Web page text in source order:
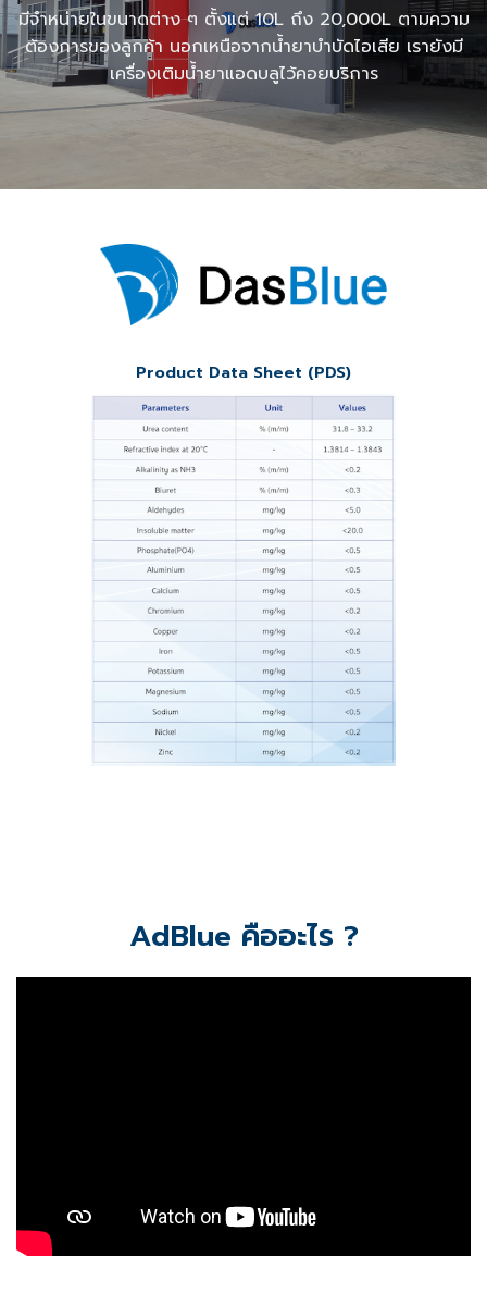
มีจำหน่ายในขนาดต่าง ๆ ตั้งแต่ 10L ถึง 20,000L ตามความ
ต้องการของลูกค้า นอกเหนือจากน้ำยาบำบัดไอเสีย เรายังมี
เครื่องเติมน้ำยาแอดบลูไว้คอยบริการ
Product Data Sheet (PDS)
AdBlue คืออะไร ?